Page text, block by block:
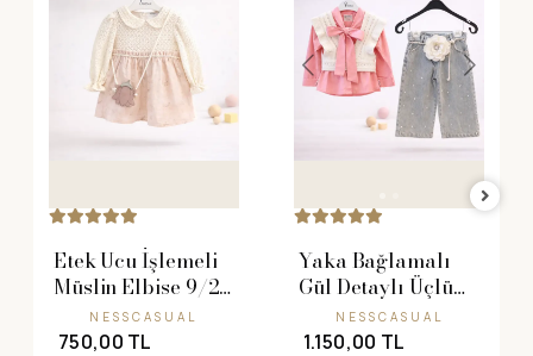
Etek Ucu İşlemeli
Müslin Elbise 9/24
NESSCASUAL
750,00 TL
Yaka Bağlamalı
Gül Detaylı Üçlü
Takım 2/5 Yaş
NESSCASUAL
1.150,00 TL